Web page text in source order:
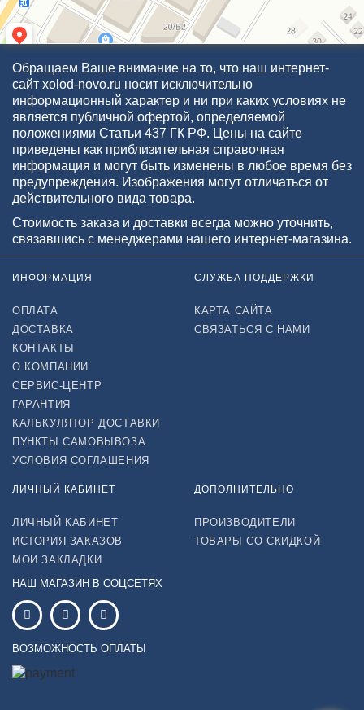
Обращаем Ваше внимание на то, что наш интернет-
сайт xolod-novo.ru носит исключительно
информационный характер и ни при каких условиях не
является публичной офертой, определяемой
положениями Статьи 437 ГК РФ. Цены на сайте
приведены как приблизительная справочная
информация и могут быть изменены в любое время без
предупреждения. Изображения могут отличаться от
действительного вида товара.
Стоимость заказа и доставки всегда можно уточнить,
связавшись с менеджерами нашего интернет-магазина.
ИНФОРМАЦИЯ
ОПЛАТА
ДОСТАВКА
КОНТАКТЫ
О КОМПАНИИ
СЕРВИС-ЦЕНТР
ГАРАНТИЯ
КАЛЬКУЛЯТОР ДОСТАВКИ
ПУНКТЫ САМОВЫВОЗА
УСЛОВИЯ СОГЛАШЕНИЯ
СЛУЖБА ПОДДЕРЖКИ
КАРТА САЙТА
СВЯЗАТЬСЯ С НАМИ
ЛИЧНЫЙ КАБИНЕТ
ЛИЧНЫЙ КАБИНЕТ
ИСТОРИЯ ЗАКАЗОВ
МОИ ЗАКЛАДКИ
ДОПОЛНИТЕЛЬНО
ПРОИЗВОДИТЕЛИ
ТОВАРЫ СО СКИДКОЙ
НАШ МАГАЗИН В СОЦСЕТЯХ
ВОЗМОЖНОСТЬ ОПЛАТЫ